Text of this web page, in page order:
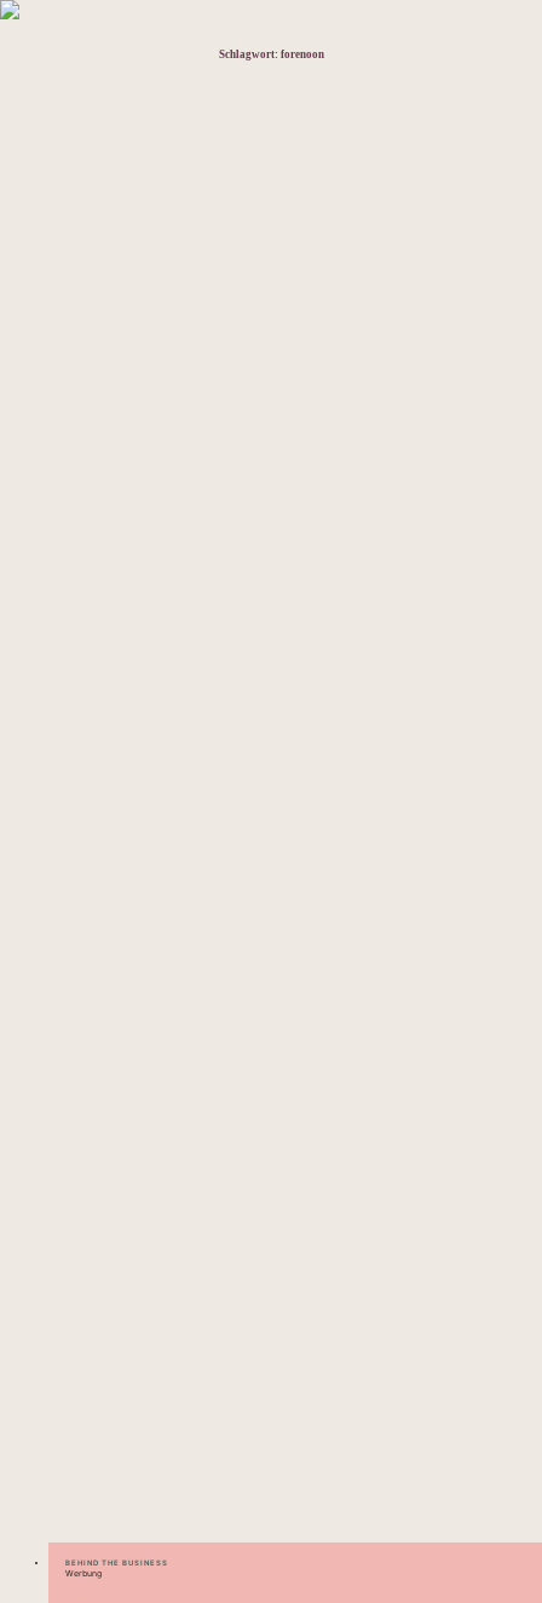
Schlagwort: forenoon
BEHIND THE BUSINESS
Werbung